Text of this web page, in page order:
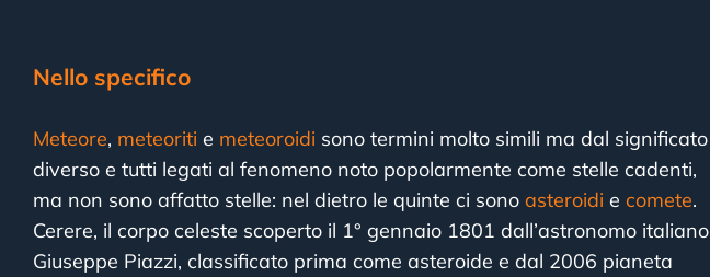
Nello specifico
Meteore, meteoriti e meteoroidi sono termini molto simili ma dal significato
diverso e tutti legati al fenomeno noto popolarmente come stelle cadenti,
ma non sono affatto stelle: nel dietro le quinte ci sono asteroidi e comete.
Cerere, il corpo celeste scoperto il 1° gennaio 1801 dall’astronomo italiano
Giuseppe Piazzi, classificato prima come asteroide e dal 2006 pianeta